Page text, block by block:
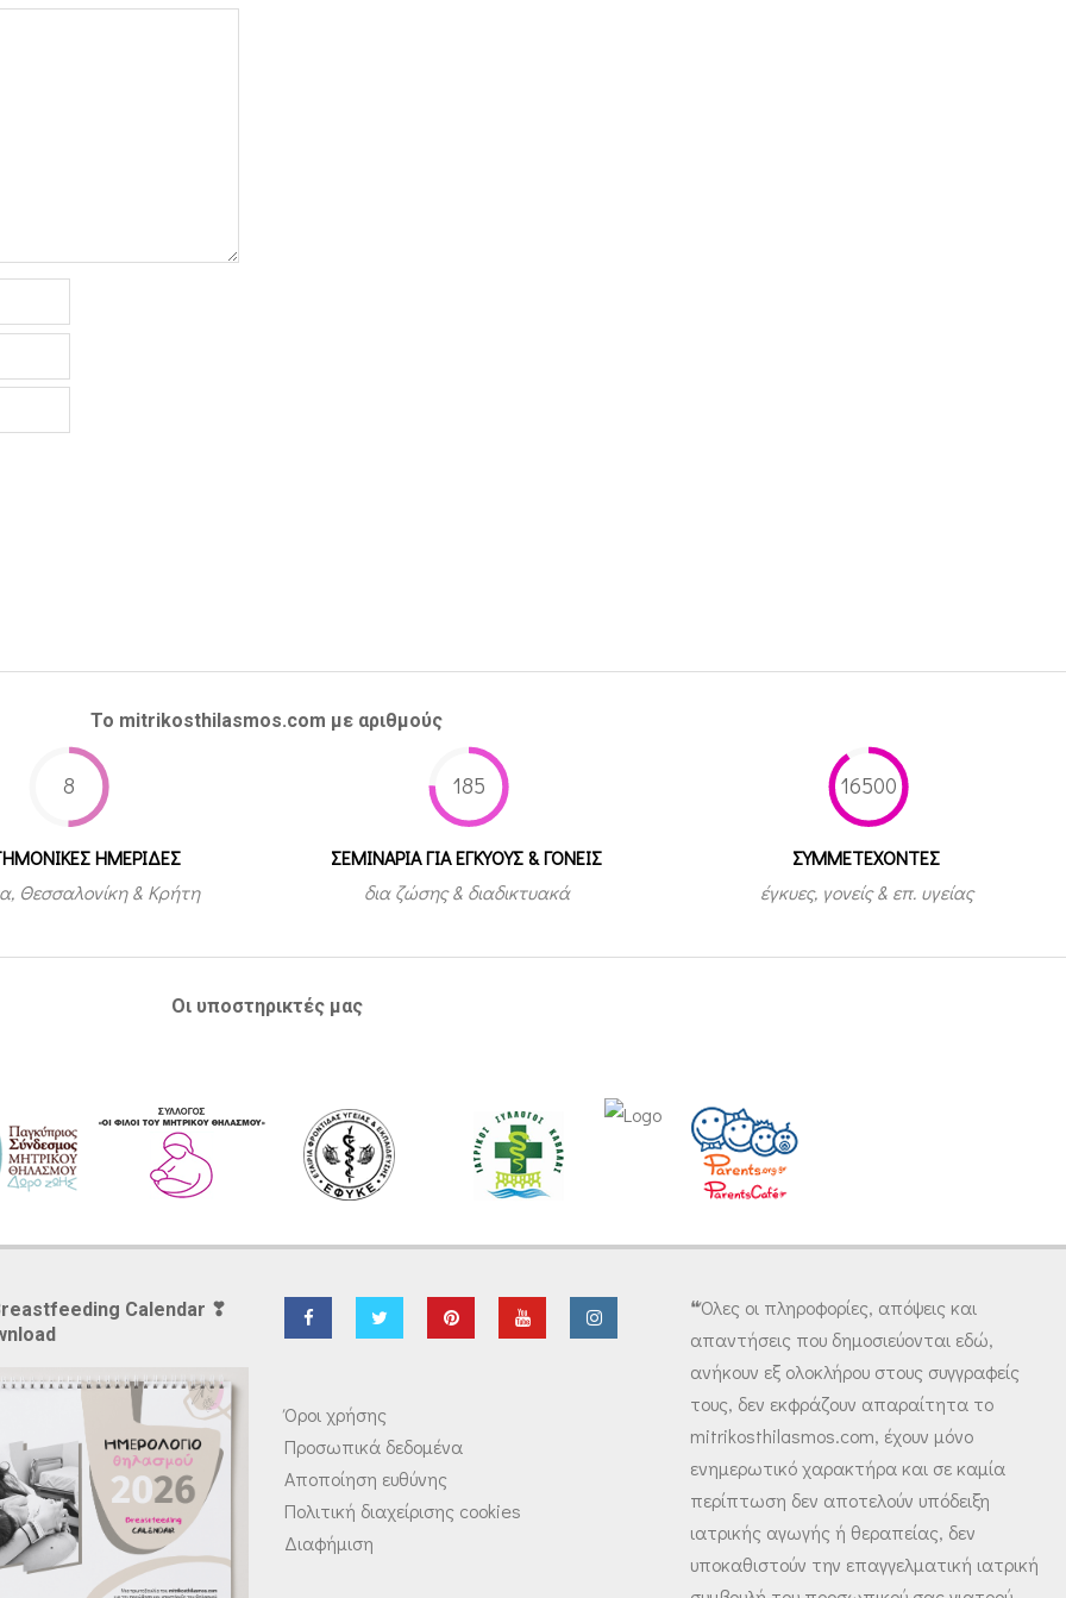
Το mitrikosthilasmos.com με αριθμούς
8
ΗΜΕΡΙΔΕΣ
Θεσσαλονίκη & Κρήτη
185
ΣΕΜΙΝΑΡΙΑ ΓΙΑ ΕΓΚΥΟΥΣ & ΓΟΝΕΙΣ
δια ζώσης & διαδικτυακά
16500
ΣΥΜΜΕΤEΧΟΝΤΕΣ
έγκυες, γονείς & επ. υγείας
Οι υποστηρικτές μας
Calendar ❣
Όροι χρήσης
Προσωπικά δεδομένα
Αποποίηση ευθύνης
Πολιτική διαχείρισης cookies
Διαφήμιση
❝Όλες οι πληροφορίες, απόψεις και
απαντήσεις που δημοσιεύονται εδώ,
ανήκουν εξ ολοκλήρου στους συγγραφείς
τους, δεν εκφράζουν απαραίτητα το
mitrikosthilasmos.com, έχουν μόνο
ενημερωτικό χαρακτήρα και σε καμία
περίπτωση δεν αποτελούν υπόδειξη
ιατρικής αγωγής ή θεραπείας, δεν
υποκαθιστούν την επαγγελματική ιατρική